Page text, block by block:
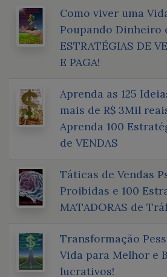
Como viver uma
Poupando Dinheiro
ESTRATÉGIAS DE
E PAGA!
Aprenda as 125
mais de R$ 3Mil
Aprenda 100
de VENDAS
Táticas de Vendas
Proibidas e 100
MATADORAS de
Transformação
Vida para Melhor e
lucrativos!